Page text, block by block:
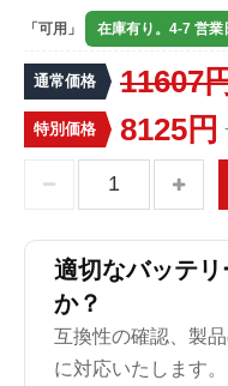
「可用」 在庫有り。4-7 営業
通常価格 11607
特別価格 8125円
適切なバッテ
か？
互換性の確認、製
に対応いたします。